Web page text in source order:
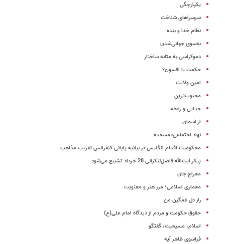
یکپارچگی
سرسراهای شناخت
نظام خدا و بنده
به‌سوی جهانی‌شدن
دموکراسی به مثابه ساختار
حکمت یا افسون؟
امین ولایت
محبوب‌ترین
جدایی و رابطه
از ‌آسمان
نهاد اجتماعی«مسجد»
محکومیت اقدام انگلیس در بیانیه پایانی کنفرانس تقریب مذاهب
پیکر آیت‌الله فاضل‌لنکرانی 28 خرداد تشییع می‌شود
معراج جان
معماری اسلامی؛ مرز هنر و معنویت
راز دل‌ غمگین‌ من‌
حقوق حکومت و مردم از دیدگاه امام علی(ع)
اسلام، مسیحیت، گفتگو
فراسوی ظاهر آیه